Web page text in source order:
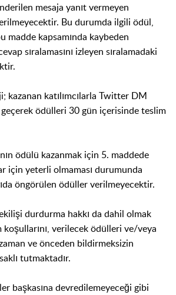
mesaja yanıt vermeyen
Bu durumda ilgili ödül,
madde kapsamında kaybeden
sıralamasını izleyen sıralamadaki
kazanan katılımcılarla Twitter DM
ödülleri 30 gün içerisinde teslim
ödülü kazanmak için 5. maddede
için yeterli olmaması durumunda
öngörülen ödüller verilmeyecektir.
durdurma hakkı da dahil olmak
koşullarını, verilecek ödülleri ve/veya
ve önceden bildirmeksizin
tutmaktadır.
başkasına devredilemeyeceği gibi